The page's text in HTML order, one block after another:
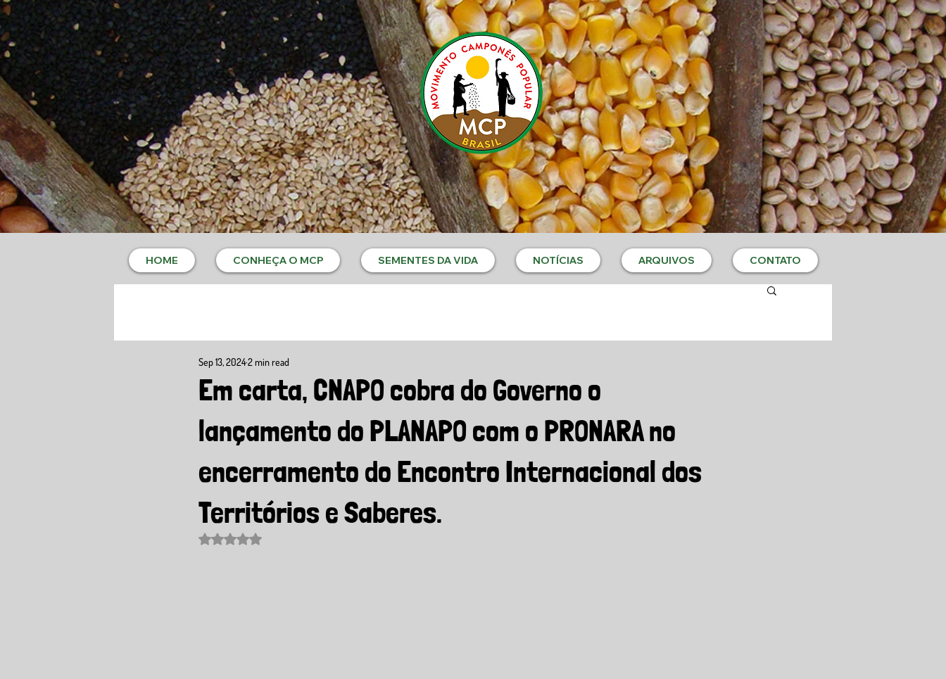
HOME CONHEÇA O MCP SEMENTES DA VIDA NOTÍCIAS ARQUIVOS CONTATO
Em carta, CNAPO cobra do Governo o
lançamento do PLANAPO com o PRONARA no
encerramento do Encontro Internacional dos
Territórios e Saberes.
Sep 13, 20242 min read
Rated NaN out of 5 stars.